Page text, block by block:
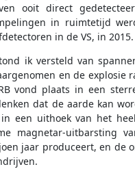
ooit direct
in ruimtetijd
in de VS, in 2015.
ik versteld van
en de explosie
vond plaats in een
dat de aarde kan
een uithoek van het
magnetar-uitbarsting
jaar produceert, en de